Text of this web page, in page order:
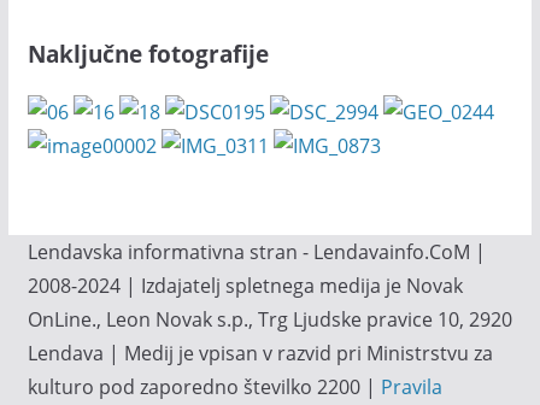
Naključne fotografije
Lendavska informativna stran - Lendavainfo.CoM |
2008-2024 | Izdajatelj spletnega medija je Novak
OnLine., Leon Novak s.p., Trg Ljudske pravice 10, 2920
Lendava | Medij je vpisan v razvid pri Ministrstvu za
kulturo pod zaporedno številko 2200 | Pravila